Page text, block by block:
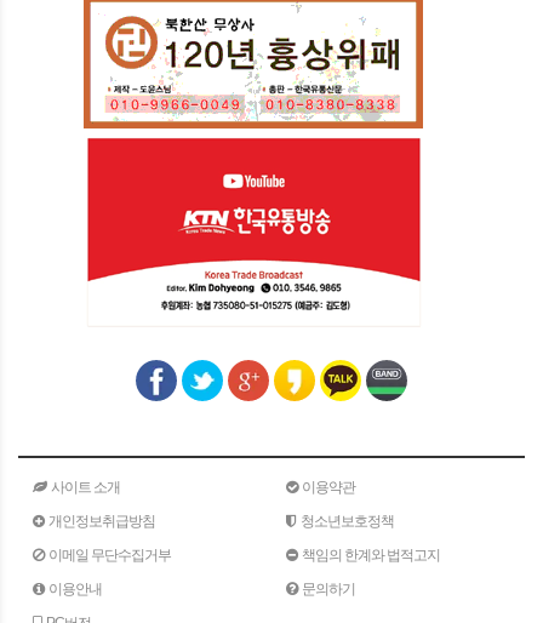
사이트 소개
이용약관
개인정보취급방침
청소년보호정책
이메일 무단수집거부
책임의 한계와 법적고지
이용안내
문의하기